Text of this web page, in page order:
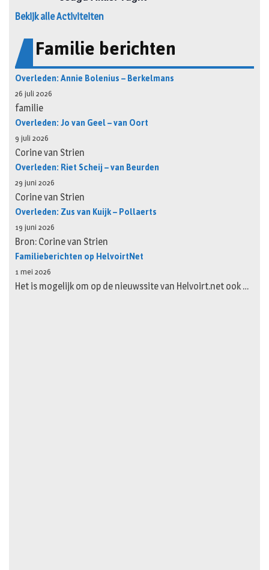
Bekijk alle Activiteiten
Familie berichten
Overleden: Annie Bolenius – Berkelmans
26 juli 2026
familie
Overleden: Jo van Geel – van Oort
9 juli 2026
Corine van Strien
Overleden: Riet Scheij – van Beurden
29 juni 2026
Corine van Strien
Overleden: Zus van Kuijk – Pollaerts
19 juni 2026
Bron: Corine van Strien
Familieberichten op HelvoirtNet
1 mei 2026
Het is mogelijk om op de nieuwssite van Helvoirt.net ook …